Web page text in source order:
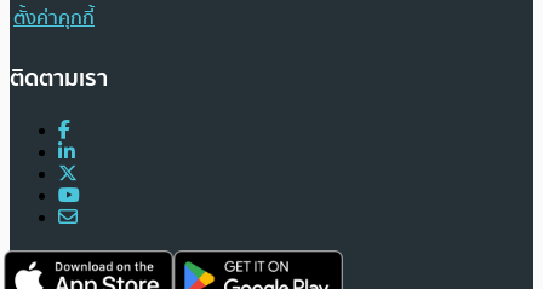
ตั้งค่าคุกกี้
ติดตามเรา